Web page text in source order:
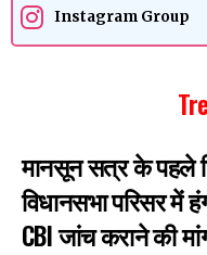
Instagram Group
मानसून सत्र के पहले
विधानसभा परिसर में
CBI जांच कराने की